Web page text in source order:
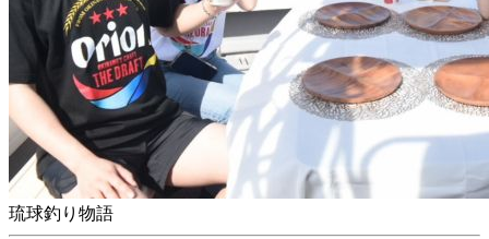
琉球釣り物語